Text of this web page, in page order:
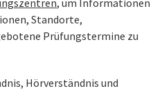
, um Informationen
Standorte,
Prüfungstermine zu
Hörverständnis und